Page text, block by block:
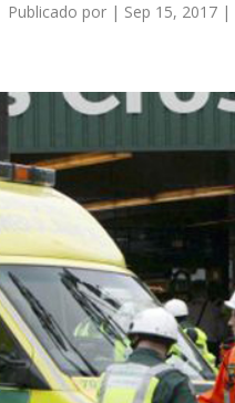
Publicado por | Sep 15, 2017 |